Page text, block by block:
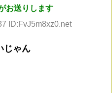
お送りします
ID:FvJ5m8xz0.net
じゃん